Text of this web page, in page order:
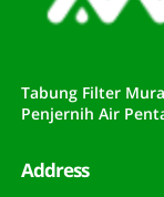
Tabung Media
Tabung Media
Tabung Media
Tabung Filter
Penjernih Air
Address